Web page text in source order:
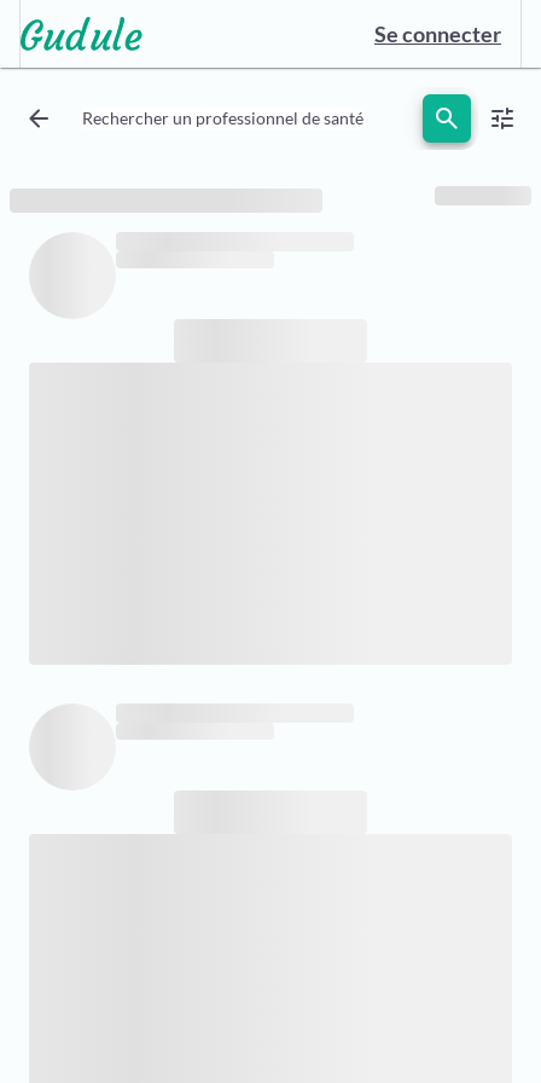
Se connecter
arrow_back Rechercher un professionnel de santé search tune